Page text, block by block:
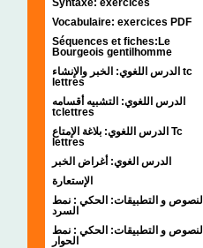
Syntaxe: exercices
Vocabulaire: exercices PDF
Séquences et fiches:Le
Bourgeois gentilhomme
الدرس اللغوي: الخبر والإنشاء tc
lettres
الدرس اللغوي: التشبيه أقسامه
tclettres
الدرس اللغوي: بلاغة الإمتاع Tc
lettres
الدرس الغوي: أغراض الخبر
الإستعارة
النصوص و التطبيقات: الحكي : نمط
السرد
النصوص و التطبيقات: الحكي : نمط
الحوار